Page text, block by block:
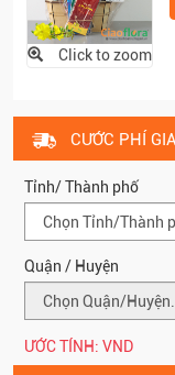
Click to zoom
CƯỚC PHÍ
Tỉnh/ Thành phố
Quận / Huyện
ƯỚC TÍNH: VND